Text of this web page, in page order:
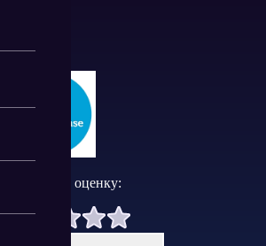
Поставить оценку: